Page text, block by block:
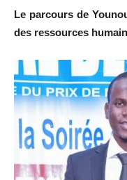
Le parcours de
des ressources